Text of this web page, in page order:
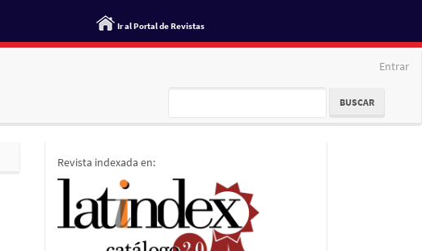
Ir al Portal de Revistas
Entrar
BUSCAR
indices
Revista indexada en: